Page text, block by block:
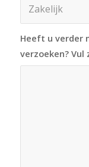
Heeft u verder
verzoeken? Vul